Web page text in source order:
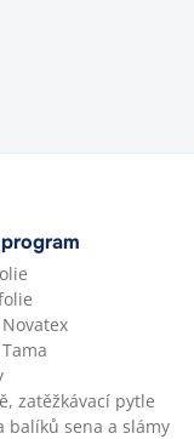
zatěžkávací pytle
balíků sena a slámy